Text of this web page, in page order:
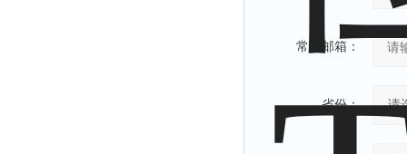
常用邮箱：
省份：